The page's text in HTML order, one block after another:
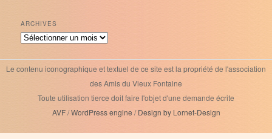
ARCHIVES
Archives
Le contenu iconographique et textuel de ce site est la propriété de l'association
des Amis du Vieux Fontaine
Toute utilisation tierce doit faire l'objet d'une demande écrite
AVF/WordPress engine /Design by Lornet-Design